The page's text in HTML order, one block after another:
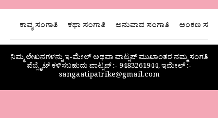
ಕಾವ್ಯ ಸಂಗಾತಿ ಕಥಾ ಸಂಗಾತಿ ಅನುವಾದ ಸಂಗಾತಿ ಅಂಕಣ
ನಿಮ್ಮ ಲೇಖನಗಳನ್ನು ಇ-ಮೇಲ್ ಅಥವಾ ವಾಟ್ಸಪ್ ಮುಖಾಂತರ ನಮ್ಮ ಸಂಗತಿ
ವೆಬ್ಸೈಟ್ ಕಳಿಸಬಹುದು ವಾಟ್ಸಪ್‌ :- 9483261944, ಇಮೇಲ್ :-
sangaatipatrike@gmail.com